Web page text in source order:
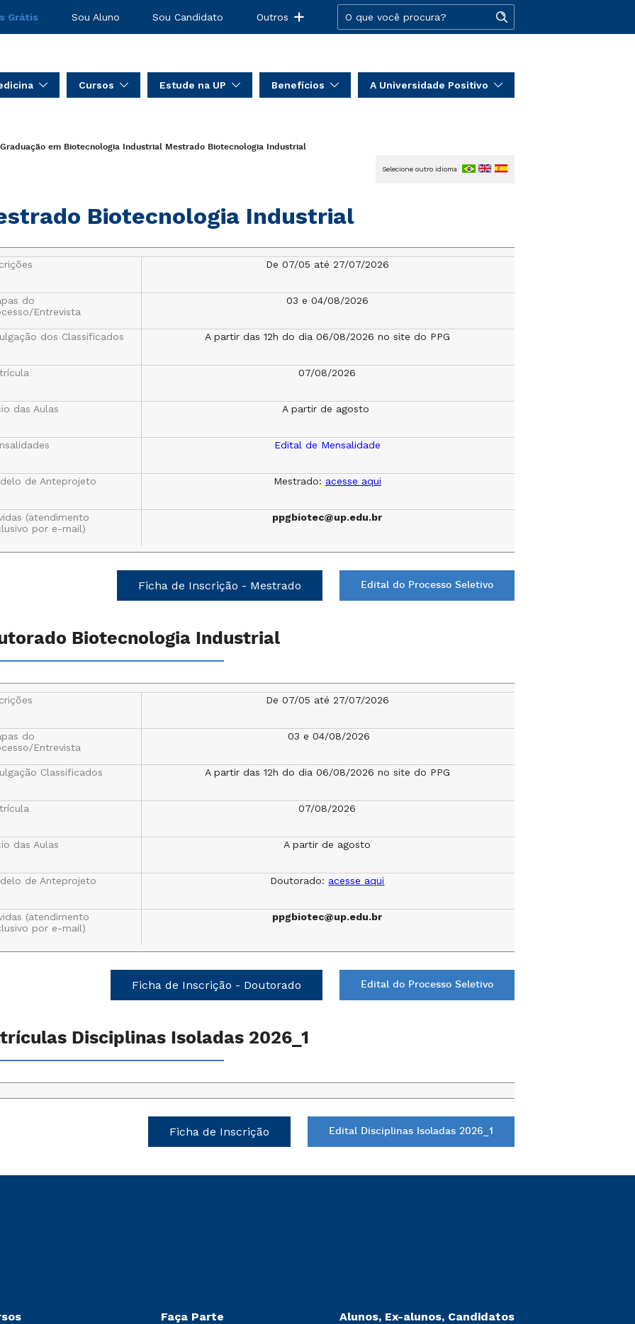
Grátis Sou Aluno Sou Candidato Outros
Cursos Estude na UP Benefícios A Universidade Positivo
em Biotecnologia Industrial Mestrado Biotecnologia Industrial
Biotecnologia Industrial
Selecione outro idioma
De 07/05 até 27/07/2026
do
Entrevista
03 e 04/08/2026
dos Classificados A partir das 12h do dia 06/08/2026 no site do PPG
07/08/2026
das Aulas A partir de agosto
Edital de Mensalidade
de Anteprojeto Mestrado: acesse aqui
(atendimento
por e-mail)
ppgbiotec@up.edu.br
Ficha de Inscrição - Mestrado Edital do Processo Seletivo
Biotecnologia Industrial
De 07/05 até 27/07/2026
do
Entrevista
03 e 04/08/2026
Classificados A partir das 12h do dia 06/08/2026 no site do PPG
07/08/2026
das Aulas A partir de agosto
de Anteprojeto Doutorado: acesse aqui
(atendimento
por e-mail)
ppgbiotec@up.edu.br
Ficha de Inscrição - Doutorado Edital do Processo Seletivo
Disciplinas Isoladas 2026_1
Ficha de Inscrição Edital Disciplinas Isoladas 2026_1
Faça Parte Alunos, Ex-alunos, Candidatos